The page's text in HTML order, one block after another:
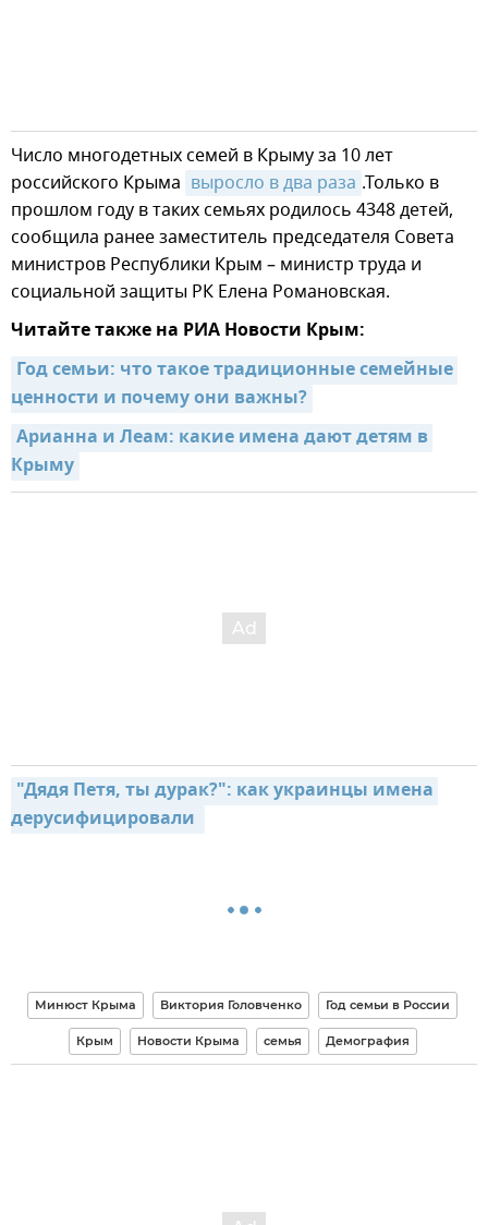
Число многодетных семей в Крыму за 10 лет
российского Крыма выросло в два раза .Только в
прошлом году в таких семьях родилось 4348 детей,
сообщила ранее заместитель председателя Совета
министров Республики Крым – министр труда и
социальной защиты РК Елена Романовская.
Читайте также на РИА Новости Крым:
Год семьи: что такое традиционные семейные
ценности и почему они важны?
Арианна и Леам: какие имена дают детям в
Крыму
"Дядя Петя, ты дурак?": как украинцы имена
дерусифицировали
Минюст Крыма Виктория Головченко Год семьи в России
Крым Новости Крыма семья Демография